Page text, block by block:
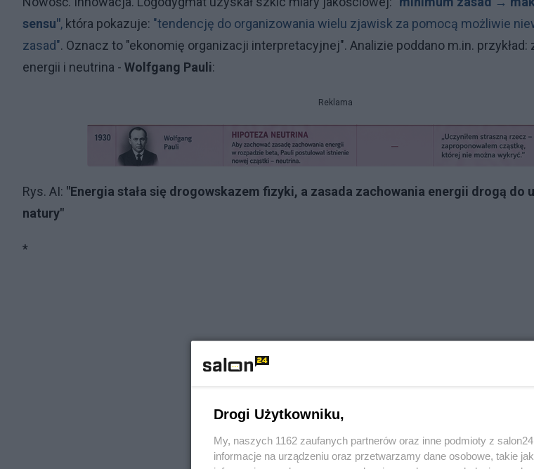
sensu", która pokazuje: "tendencję do organizowania wielu zjawisk za pomocą możliwie
zasad". Oznacz to "ekonomię organizacji interpretacyjnej". Analizie poddano m.in. przykład:
energii i neutrina - Wolfgang Pauli:
Reklama
Rys. AI: "Energia stała się drogowskazem fizyki, a zasada zachowania energii drogą do
natury"
*
Drogi Użytkowniku,
My, naszych 1162 zaufanych partnerów oraz inne podmioty z
informacje na urządzeniu oraz przetwarzamy dane osobowe, takie